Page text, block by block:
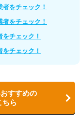
をチェック！
をチェック！
チェック！
チェック！
すすめの
ちら